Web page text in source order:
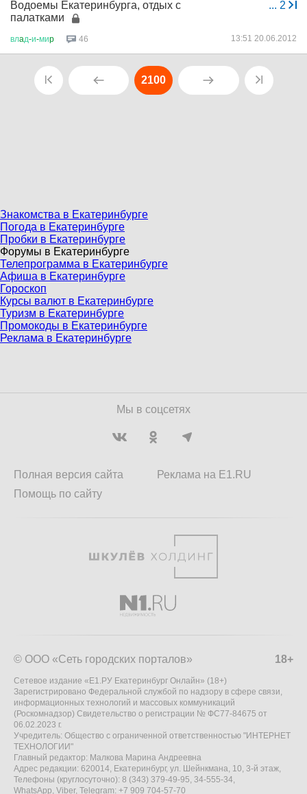
... 2
Водоемы Екатеринбурга, отдых с
палатками
влaд-и-миp 46 13:51 20.06.2012
2100
Знакомства в Екатеринбурге
Погода в Екатеринбурге
Пробки в Екатеринбурге
Форумы в Екатеринбурге
Телепрограмма в Екатеринбурге
Афиша в Екатеринбурге
Гороскоп
Курсы валют в Екатеринбурге
Туризм в Екатеринбурге
Промокоды в Екатеринбурге
Реклама в Екатеринбурге
Мы в соцсетях
Полная версия сайта
Помощь по сайту
Реклама на E1.RU
18+
© ООО «Сеть городских порталов»
Сетевое издание «Е1.РУ Екатеринбург Онлайн» (18+)
Зарегистрировано Федеральной службой по надзору в сфере связи,
информационных технологий и массовых коммуникаций
(Роскомнадзор) Свидетельство о регистрации № ФС77-84675 от
06.02.2023 г.
Учредитель: Общество с ограниченной ответственностью "ИНТЕРНЕТ
ТЕХНОЛОГИИ"
Главный редактор: Малкова Марина Андреевна
Адрес редакции: 620014, Екатеринбург, ул. Шейнкмана, 10, 3-й этаж,
Телефоны (круглосуточно): 8 (343) 379-49-95, 34-555-34,
WhatsApp, Viber, Telegram: +7 909 704-57-70